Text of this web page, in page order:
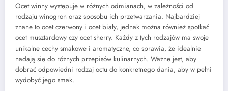
Ocet winny występuje w różnych odmianach, w zależności od
rodzaju winogron oraz sposobu ich przetwarzania. Najbardziej
znane to ocet czerwony i ocet biały, jednak można również spotkać
ocet musztardowy czy ocet sherry. Każdy z tych rodzajów ma swoje
unikalne cechy smakowe i aromatyczne, co sprawia, że idealnie
nadają się do różnych przepisów kulinarnych. Ważne jest, aby
dobrać odpowiedni rodzaj octu do konkretnego dania, aby w pełni
wydobyć jego smak.